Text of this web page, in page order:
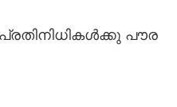
പൗര